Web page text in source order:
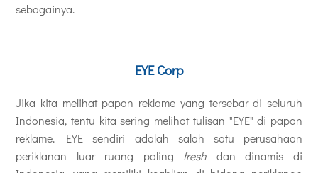
sebagainya.
EYE Corp
Jika kita melihat papan reklame yang tersebar di seluruh
Indonesia, tentu kita sering melihat tulisan "EYE" di papan
reklame. EYE sendiri adalah salah satu perusahaan
periklanan luar ruang paling fresh dan dinamis di